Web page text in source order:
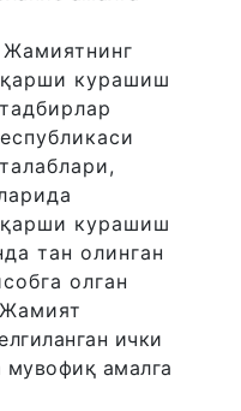
курашиш
курашиш
тан олинган
олган
ички
мувофиқ амалга